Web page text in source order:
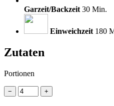
Garzeit/Backzeit 30 Min.
Einweichzeit 180
Zutaten
Portionen
− +